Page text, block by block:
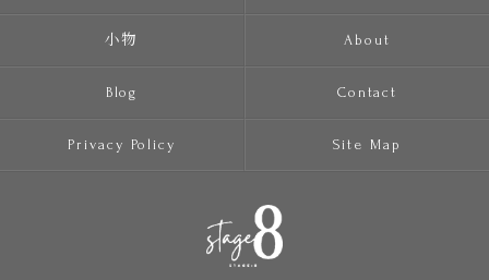
小物 About
Blog Contact
Privacy Policy Site Map